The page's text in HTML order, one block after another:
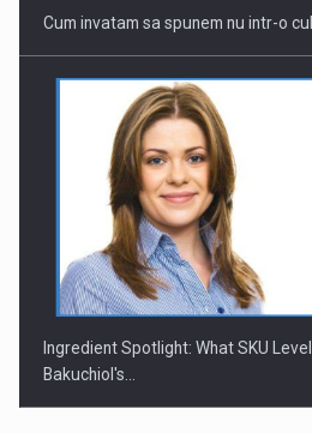
Cum invatam sa spunem nu intr-o
Ingredient Spotlight: What SKU
Bakuchiol's…